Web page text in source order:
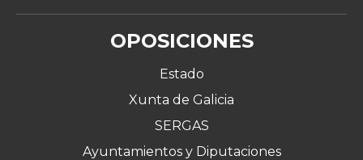
OPOSICIONES
Estado
Xunta de Galicia
SERGAS
Ayuntamientos y Diputaciones